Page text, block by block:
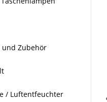
und Zubehör
/ Luftentfeuchter